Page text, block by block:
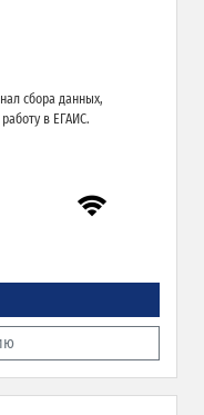
сбора данных,
в ЕГАИС.